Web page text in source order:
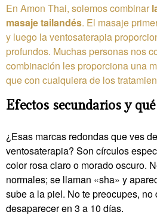
En Amon Thai, solemos combinar
masaje tailandés. El masaje
y luego la ventosaterapia
profundos. Muchas personas nos
combinación les proporciona una
que con cualquiera de los
Efectos secundarios y
¿Esas marcas redondas que ves
ventosaterapia? Son círculos
color rosa claro o morado oscuro.
normales; se llaman «sha» y
sube a la piel. No te preocupes, no
desaparecer en 3 a 10 días.